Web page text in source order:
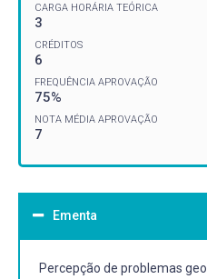
CARGA HORÁRIA TEÓRICA
3
CRÉDITOS
6
FREQUÊNCIA APROVAÇÃO
75%
NOTA MÉDIA APROVAÇÃO
7
Ementa
Percepção de problemas